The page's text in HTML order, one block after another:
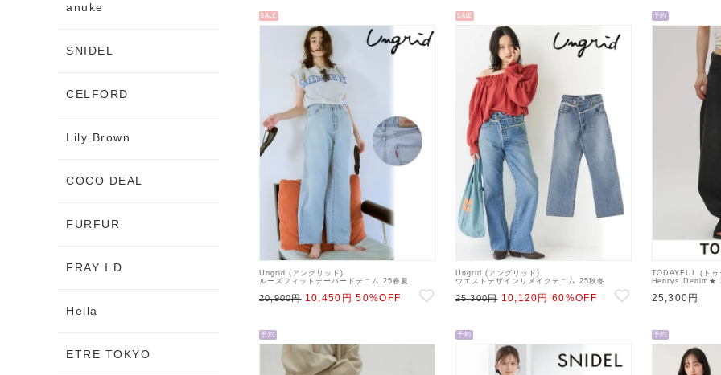
SALE
Ungrid (アングリッド)
ルーズフィットテーパードデニム 25春夏.
20,900円 10,450円 50%OFF
SALE
Ungrid (アングリッド)
ウエストデザインリメイクデニム 25秋冬
25,300円 10,120円 60%OFF
予約
TODAYFUL (トゥ
Henrys Denim★
25,300円
予約 予約 予約
anuke
SNIDEL
CELFORD
Lily Brown
COCO DEAL
FURFUR
FRAY I.D
Hella
ETRE TOKYO